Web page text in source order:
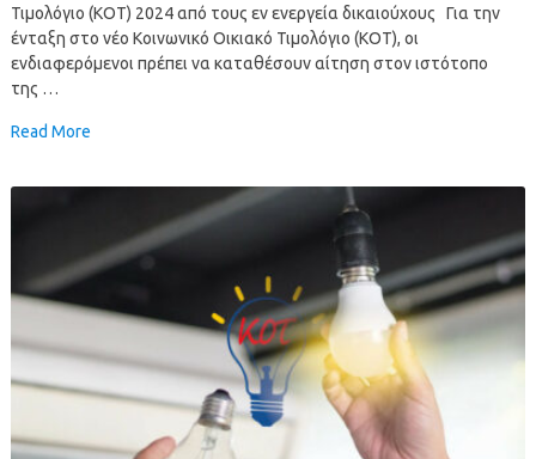
Τιμολόγιο (ΚΟΤ) 2024 από τους εν ενεργεία δικαιούχους Για την
ένταξη στο νέο Κοινωνικό Οικιακό Τιμολόγιο (ΚΟΤ), οι
ενδιαφερόμενοι πρέπει να καταθέσουν αίτηση στον ιστότοπο
της …
Read More